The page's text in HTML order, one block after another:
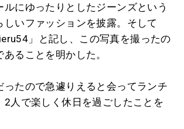
ルにゆったりとしたジーンズという
しいファッションを披露。そして
」と記し、この写真を撮ったの
ることを明かした。
ったので急遽りえると会ってランチ
2人で楽しく休日を過ごしたことを